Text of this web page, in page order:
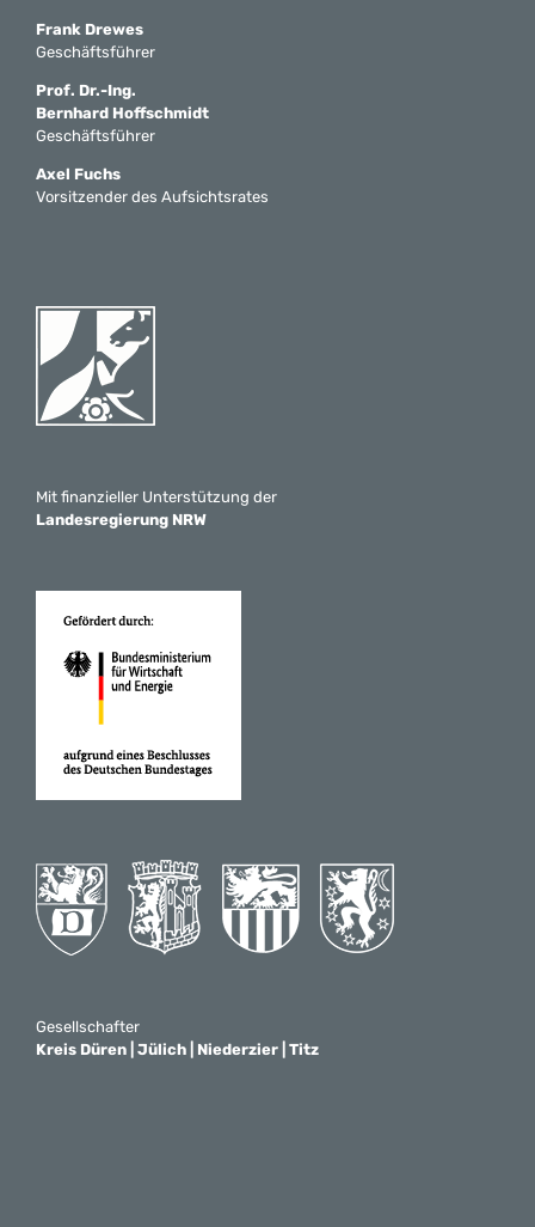
Frank Drewes
Geschäftsführer
Prof. Dr.-Ing.
Bernhard Hoffschmidt
Geschäftsführer
Axel Fuchs
Vorsitzender des Aufsichtsrates
Mit finanzieller Unterstützung der
Landesregierung NRW
Gesellschafter
Kreis Düren | Jülich | Niederzier | Titz